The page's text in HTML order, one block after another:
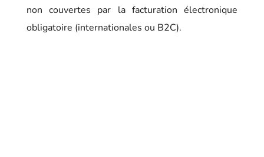
non couvertes par la facturation électronique
obligatoire (internationales ou B2C).